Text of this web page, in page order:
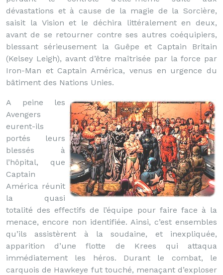
dévastations et à cause de la magie de la Sorcière,
saisit la Vision et le déchira littéralement en deux,
avant de se retourner contre ses autres coéquipiers,
blessant sérieusement la Guêpe et Captain Britain
(Kelsey Leigh), avant d’être maîtrisée par la force par
Iron-Man et Captain América, venus en urgence du
bâtiment des Nations Unies.
A peine les
Avengers
eurent-ils
portés leurs
blessés à
l’hôpital, que
Captain
América réunit
la quasi
totalité des effectifs de l’équipe pour faire face à la
menace, encore non identifiée. Ainsi, c’est ensembles
qu’ils assistèrent à la soudaine, et inexpliquée,
apparition d’une flotte de Krees qui attaqua
immédiatement les héros. Durant le combat, le
carquois de Hawkeye fut touché, menaçant d’exploser